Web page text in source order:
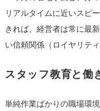
リアルタイムに近いスピ
きれば、経営者は常に最
い信頼関係（ロイヤリテ
スタッフ教育と働
単純作業ばかりの職場環